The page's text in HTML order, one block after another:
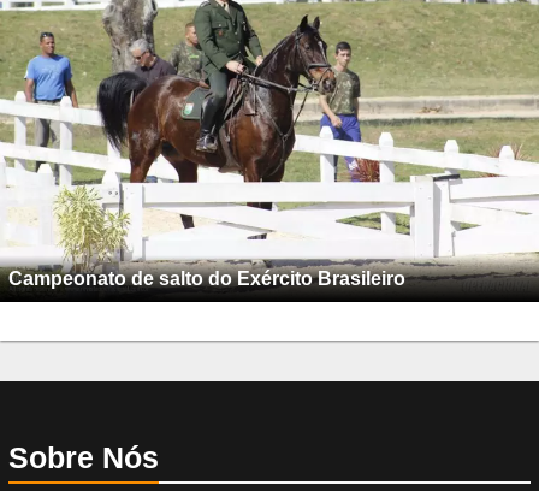
Campeonato de salto do Exército Brasileiro
Sobre Nós